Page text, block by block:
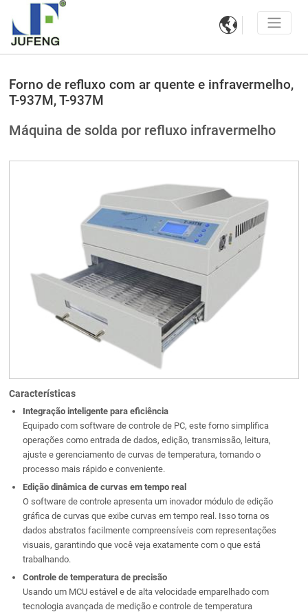

Forno de refluxo com ar quente e infravermelho,
T-937M, T-937M
Máquina de solda por refluxo infravermelho
Características
Integração inteligente para eficiência
Equipado com software de controle de PC, este forno simplifica
operações como entrada de dados, edição, transmissão, leitura,
ajuste e gerenciamento de curvas de temperatura, tornando o
processo mais rápido e conveniente.
Edição dinâmica de curvas em tempo real
O software de controle apresenta um inovador módulo de edição
gráfica de curvas que exibe curvas em tempo real. Isso torna os
dados abstratos facilmente compreensíveis com representações
visuais, garantindo que você veja exatamente com o que está
trabalhando.
Controle de temperatura de precisão
Usando um MCU estável e de alta velocidade emparelhado com
tecnologia avançada de medição e controle de temperatura